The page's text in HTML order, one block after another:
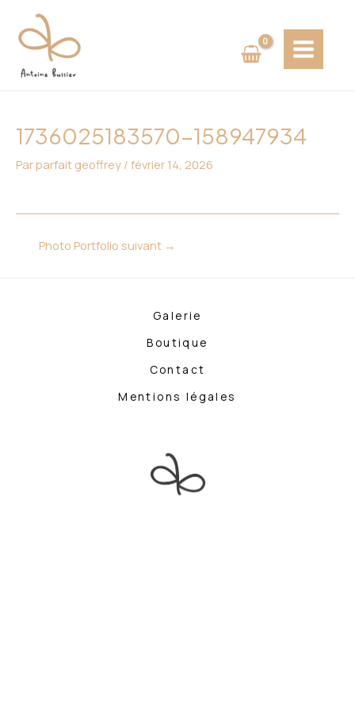
contenu
MENU
1736025183570-158947934
Parparfait geoffrey / février 14, 2026
des
articles
Photo Portfolio suivant →
Galerie
Boutique
Contact
Mentions légales